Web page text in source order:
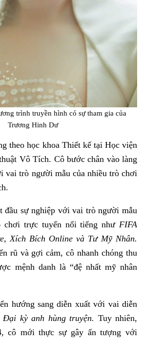
trình truyền hình có sự tham gia của
Trương Hinh Dư
theo học khoa Thiết kế tại Học viện
Vô Tích. Cô bước chân vào làng
vai trò người mẫu của nhiều trò chơi
đầu sự nghiệp với vai trò người mẫu
chơi trực tuyến nổi tiếng như FIFA
Xích Bích Online và Tư Mỹ Nhân.
rũ và gợi cảm, cô nhanh chóng thu
mệnh danh là “đệ nhất mỹ nhân
hướng sang diễn xuất với vai diễn
Đại kỳ anh hùng truyện. Tuy nhiên,
cô mới thực sự gây ấn tượng với